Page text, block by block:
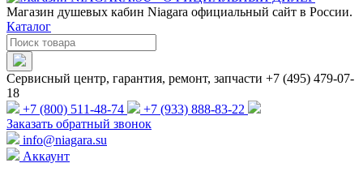
Магазин душевых кабин Niagara официальный сайт в России.
Каталог
Сервисный центр, гарантия, ремонт, запчасти +7 (495) 479-07-
18
+7 (800) 511-48-74
+7 (933) 888-83-22
Заказать обратный звонок
info@niagara.su
Аккаунт